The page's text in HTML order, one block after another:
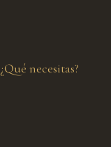
¿Qué necesitas?